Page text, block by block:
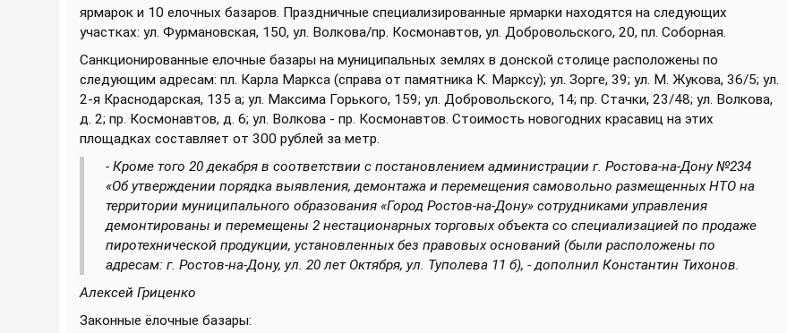
ярмарок и 10 елочных базаров. Праздничные специализированные ярмарки находятся на следующих
участках: ул. Фурмановская, 150, ул. Волкова/пр. Космонавтов, ул. Добровольского, 20, пл. Соборная.
Санкционированные елочные базары на муниципальных землях в донской столице расположены по
следующим адресам: пл. Карла Маркса (справа от памятника К. Марксу); ул. Зорге, 39; ул. М. Жукова, 36/5; ул.
2-я Краснодарская, 135 а; ул. Максима Горького, 159; ул. Добровольского, 14; пр. Стачки, 23/48; ул. Волкова,
д. 2; пр. Космонавтов, д. 6; ул. Волкова - пр. Космонавтов. Стоимость новогодних красавиц на этих
площадках составляет от 300 рублей за метр.
- Кроме того 20 декабря в соответствии с постановлением администрации г. Ростова-на-Дону №234
«Об утверждении порядка выявления, демонтажа и перемещения самовольно размещенных НТО на
территории муниципального образования «Город Ростов-на-Дону» сотрудниками управления
демонтированы и перемещены 2 нестационарных торговых объекта со специализацией по продаже
пиротехнической продукции, установленных без правовых оснований (были расположены по
адресам: г. Ростов-на-Дону, ул. 20 лет Октября, ул. Туполева 11 б), - дополнил Константин Тихонов.
Алексей Гриценко
Законные ёлочные базары: